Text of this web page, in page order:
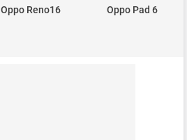
Oppo Reno16 Oppo Pad 6